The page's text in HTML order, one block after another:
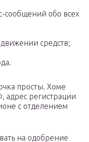
сообщений обо всех
средств;
просты. Хоме
адрес регистрации
с отделением
на одобрение